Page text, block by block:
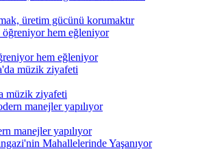
üretim gücünü korumaktır
hem eğleniyor
müzik ziyafeti
manejler yapılıyor